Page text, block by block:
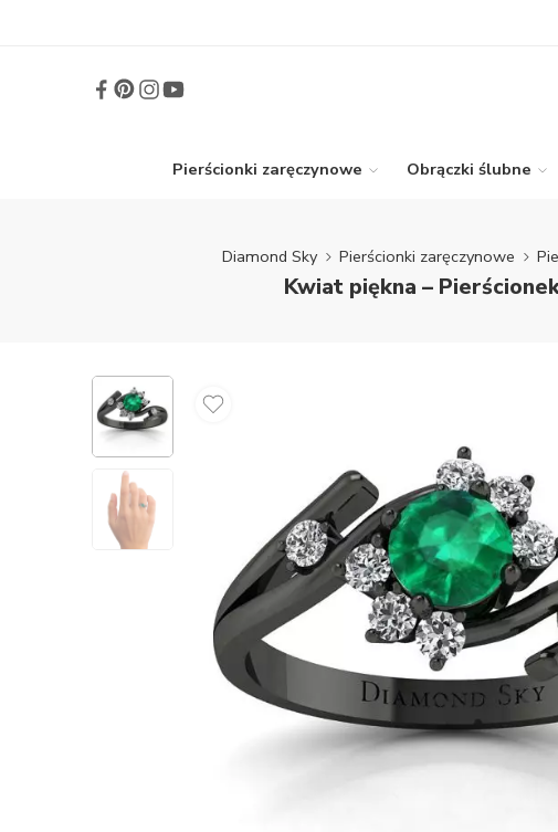
Pierścionki zaręczynowe Obrączki ślubne
Diamond Sky Pierścionki zaręczynowe
Kwiat piękna –